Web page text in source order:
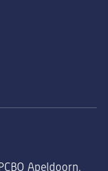
Apeldoorn.